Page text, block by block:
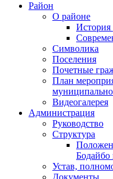
Район
О районе
История
Символика
Поселения
Почетные
План
Видеогалерея
Администрация
Руководство
Структура
Бодайбо
Устав,
Документы